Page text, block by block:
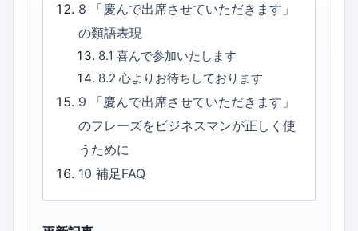
8
「慶んで出席させていただきます」
の類語表現
8.1 喜んで参加いたします
8.2 心よりお待ちしております
9
「慶んで出席させていただきます」
のフレーズをビジネスマンが正しく使
うために
10補足FAQ